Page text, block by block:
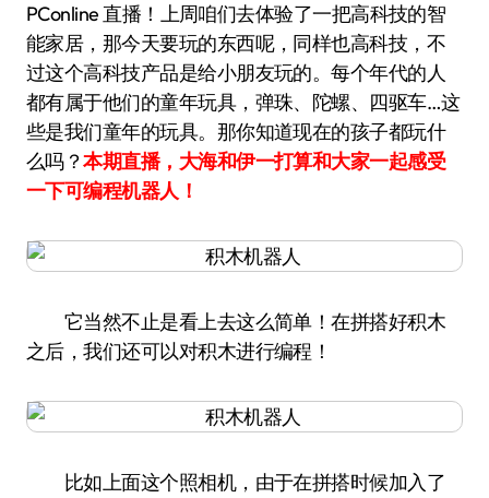
PConline 直播！上周咱们去体验了一把高科技的智
能家居，那今天要玩的东西呢，同样也高科技，不
过这个高科技产品是给小朋友玩的。每个年代的人
都有属于他们的童年玩具，弹珠、陀螺、四驱车…这
些是我们童年的玩具。那你知道现在的孩子都玩什
么吗？本期直播，大海和伊一打算和大家一起感受
一下可编程机器人！
它当然不止是看上去这么简单！在拼搭好积木
之后，我们还可以对积木进行编程！
比如上面这个照相机，由于在拼搭时候加入了